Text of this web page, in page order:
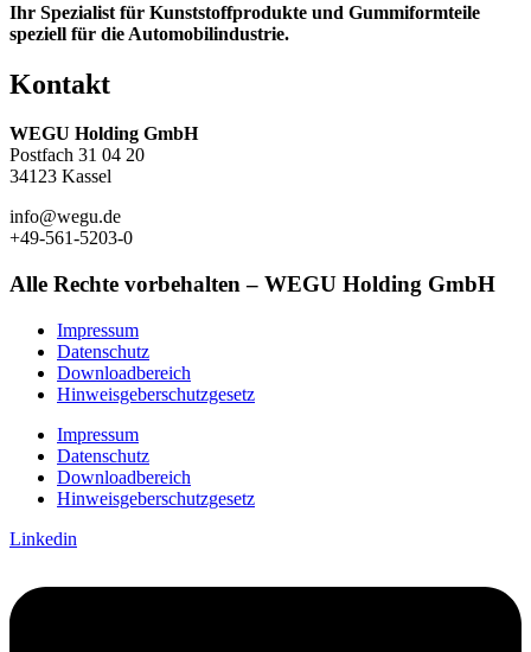
Ihr Spezialist für Kunststoffprodukte und Gummiformteile
speziell für die Automobilindustrie.
Kontakt
WEGU Holding GmbH
Postfach 31 04 20
34123 Kassel
info@wegu.de
+49-561-5203-0
Alle Rechte vorbehalten – WEGU Holding GmbH
Impressum
Datenschutz
Downloadbereich
Hinweisgeberschutzgesetz
Impressum
Datenschutz
Downloadbereich
Hinweisgeberschutzgesetz
Linkedin